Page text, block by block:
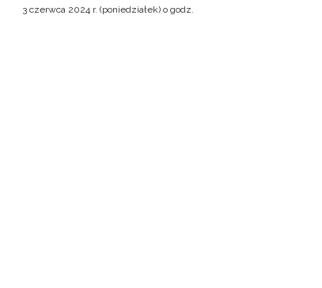
3 czerwca 2024 r. (poniedziałek) o godz.